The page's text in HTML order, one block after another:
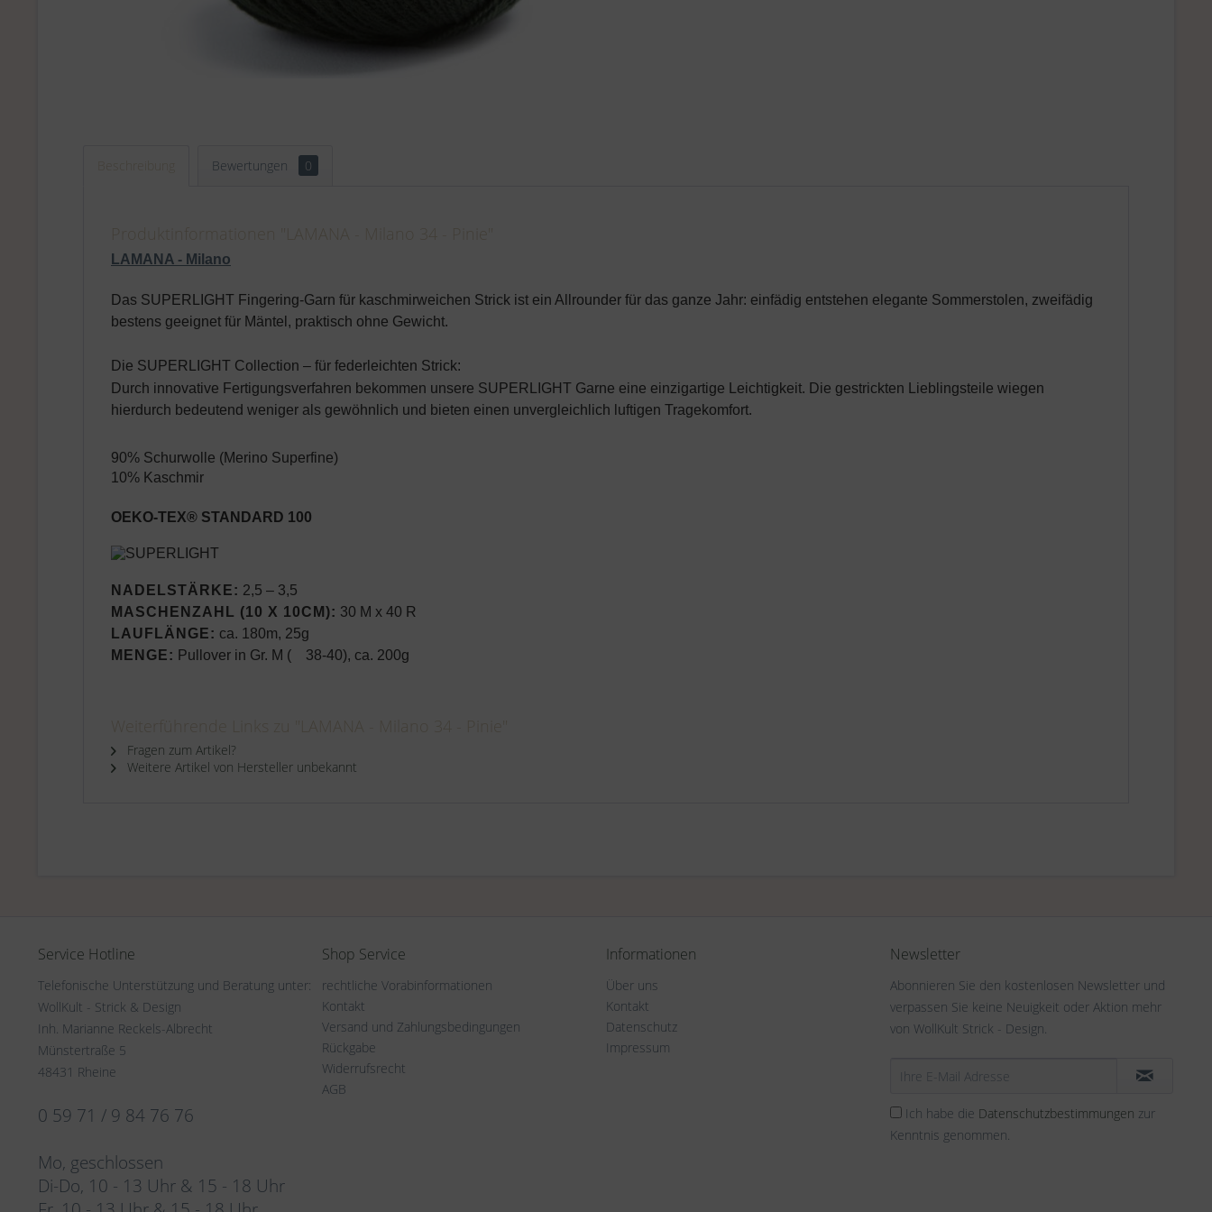
Bewertungen 0
LAMANA - Milano
Das SUPER
LIGHT Fingering-Garn für kaschmirweichen Strick ist ein Allrounder für das ganze Jahr: einfädig entstehen elegante Sommerstolen, zweifädig
bestens geeignet für Mäntel, praktisch ohne Gewicht.
Die SUPER
LIGHT Collection – für federleichten Strick:
Durch innovative Fertigungsverfahren bekommen unsere SUPER
LIGHT Garne eine einzigartige Leichtigkeit. Die gestrickten Lieblingsteile wiegen
hierdurch bedeutend weniger als gewöhnlich und bieten einen unvergleichlich luftigen Tragekomfort.
90% Schurwolle (Merino Superfine)
10% Kaschmir
OEKO-TEX® STANDARD 100
NADELSTÄRKE: 2,5 – 3,5
MASCHENZAHL (10 X 10CM): 30 M x 40 R
LAUFLÄNGE: ca. 180m, 25g
MENGE: Pullover in Gr. M ( 38-40), ca. 200g
Fragen zum Artikel?
Weitere Artikel von Hersteller unbekannt
Service Hotline
Telefonische Unterstützung und Beratung unter:
WollKult - Strick & Design
Inh. Marianne Reckels-Albrecht
Münstertraße 5
48431 Rheine
0 59 71 / 9 84 76 76
Mo, geschlossen
Di-Do, 10 - 13 Uhr & 15 - 18 Uhr
Shop Service
rechtliche Vorabinformationen
Kontakt
Versand und Zahlungsbedingungen
Rückgabe
Widerrufsrecht
AGB
Informationen
Über uns
Kontakt
Datenschutz
Impressum
Newsletter
Abonnieren Sie den kostenlosen Newsletter und
verpassen Sie keine Neuigkeit oder Aktion mehr
von WollKult Strick - Design.
Ich habe die Datenschutzbestimmungen zur
Kenntnis genommen.